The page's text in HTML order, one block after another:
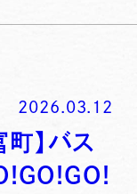
2026.03.12
町】バス